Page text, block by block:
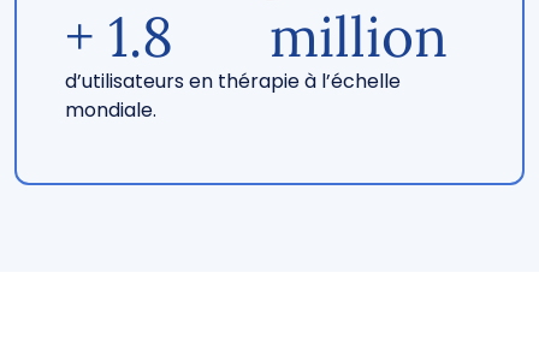
million
+ 1.8
d’utilisateurs en thérapie à l’échelle
mondiale.